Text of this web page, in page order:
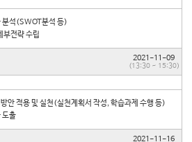
분석(SWOT분석 등)
부전략 수립
안 적용 및 실천(실천계획서 작성, 학습과제 수행 등)
도출
2021-11-09
(13:30 ~ 15:30)
2021-11-16